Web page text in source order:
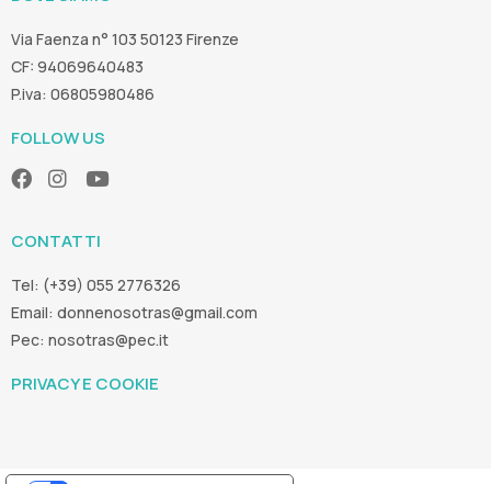
Via Faenza n° 103 50123 Firenze
CF: 94069640483
P.iva: 06805980486
FOLLOW US
CONTATTI
Tel: (+39) 055 2776326
Email: donnenosotras@gmail.com
Pec: nosotras@pec.it
PRIVACY E COOKIE